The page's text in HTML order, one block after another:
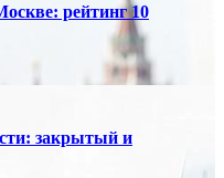
рейтинг 10
закрытый и